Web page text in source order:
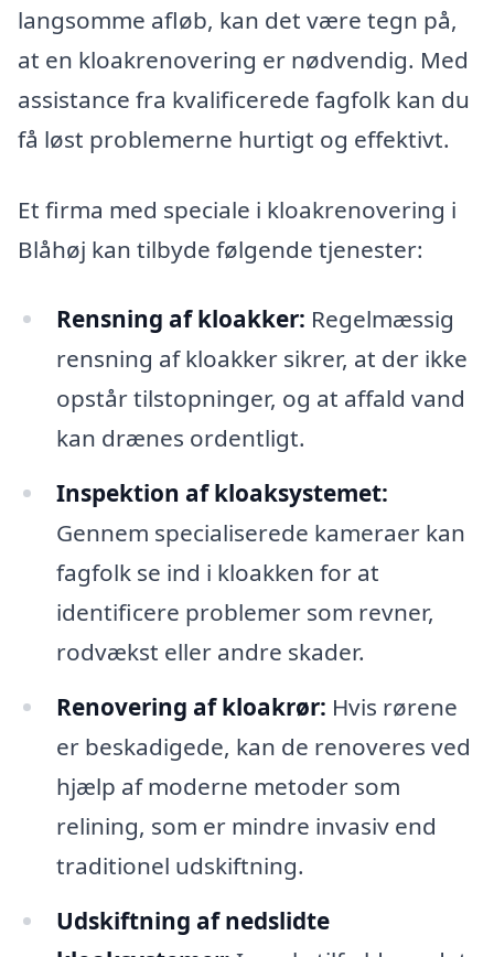
langsomme afløb, kan det være tegn på,
at en kloakrenovering er nødvendig. Med
assistance fra kvalificerede fagfolk kan du
få løst problemerne hurtigt og effektivt.
Et firma med speciale i kloakrenovering i
Blåhøj kan tilbyde følgende tjenester:
Rensning af kloakker: Regelmæssig
rensning af kloakker sikrer, at der ikke
opstår tilstopninger, og at affald vand
kan drænes ordentligt.
Inspektion af kloaksystemet:
Gennem specialiserede kameraer kan
fagfolk se ind i kloakken for at
identificere problemer som revner,
rodvækst eller andre skader.
Renovering af kloakrør: Hvis rørene
er beskadigede, kan de renoveres ved
hjælp af moderne metoder som
relining, som er mindre invasiv end
traditionel udskiftning.
Udskiftning af nedslidte